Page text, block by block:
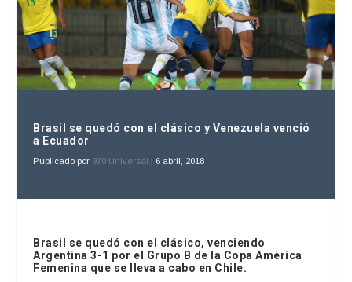
Brasil se quedó con el clásico y Venezuela venció
a Ecuador
Publicado por 970 Universal | 6 abril, 2018
Brasil se quedó con el clásico, venciendo
Argentina 3-1 por el Grupo B de la Copa América
Femenina que se lleva a cabo en Chile.